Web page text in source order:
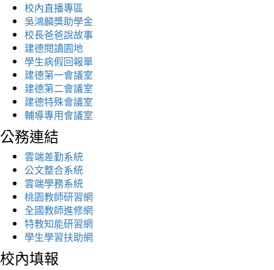
校內直播專區
吳鴻麟獎助學金
校長爸爸說故事
建德閱讀園地
學生病假回報單
建德第一會議室
建德第二會議室
建德特殊會議室
輔導專用會議室
公務連結
雲端差勤系統
公文整合系統
雲端學務系統
桃園教師研習網
全國教師進修網
特教知能研習網
學生學習扶助網
校內填報